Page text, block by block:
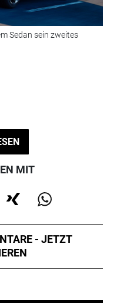
Sedan sein zweites
MIT
- JETZT